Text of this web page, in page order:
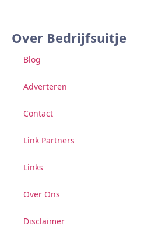
Over Bedrijfsuitje
Blog
Adverteren
Contact
Link Partners
Links
Over Ons
Disclaimer